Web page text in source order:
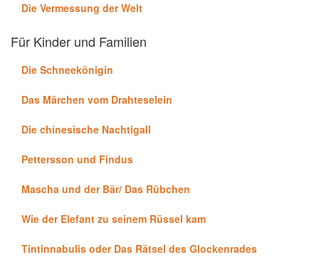
Die Vermessung der Welt
Für Kinder und Familien
Die Schneekönigin
Das Märchen vom Drahteselein
Die chinesische Nachtigall
Pettersson und Findus
Mascha und der Bär/ Das Rübchen
Wie der Elefant zu seinem Rüssel kam
Tintinnabulis oder Das Rätsel des Glockenrades